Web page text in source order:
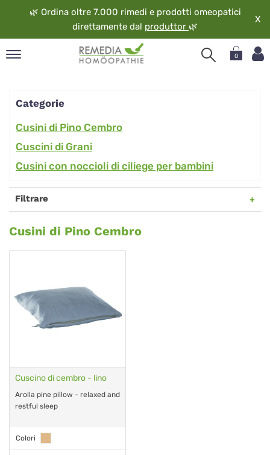
🌿 Ordina oltre 7.000 rimedi e prodotti omeopatici
direttamente dal produttor 🌿
X
0
Categorie
Cusini di Pino Cembro
Cuscini di Grani
Cusini con noccioli di ciliege per bambini
Filtrare
Therapeutic
Pillows
Cusini di Pino Cembro
Cuscino di cembro - lino
Arolla pine pillow - relaxed and
restful sleep
Colori